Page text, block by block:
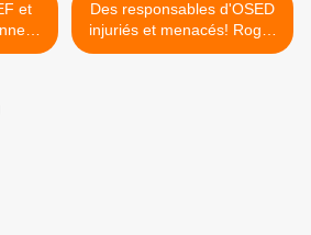
Des responsables d'OSED
injuriés et menacés! Roger
Martin: "Un vent mauvais